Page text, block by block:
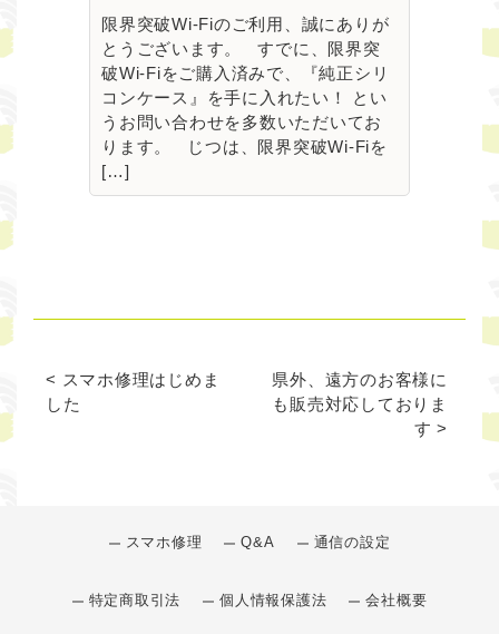
限界突破Wi-Fiのご利用、誠にありが
とうございます。 すでに、限界突
破Wi-Fiをご購入済みで、『純正シリ
コンケース』を手に入れたい！ とい
うお問い合わせを多数いただいてお
ります。 じつは、限界突破Wi-Fiを
[…]
< スマホ修理はじめま
した
県外、遠方のお客様に
も販売対応しておりま
す >
スマホ修理 Q&A 通信の設定
特定商取引法 個人情報保護法 会社概要